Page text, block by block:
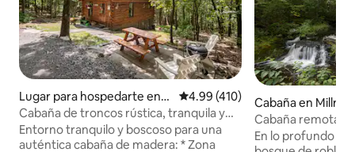
Lugar para hospedarte en
Wapwallopen
Calificación promedio: 4.99 de
4.99 (410)
Cabaña de troncos rústica, tranquila y
auténtica en el bosque
Entorno tranquilo y boscoso para una
auténtica cabaña de madera: * Zona
Cabaña en Millrift
Cabaña remota
Swiftwater Acres
En lo profundo